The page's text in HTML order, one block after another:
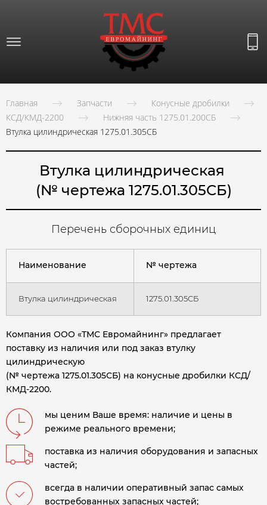
Главная Запчасти
Конусные дробилки
КСД/КМД-2200
Нижняя часть 1275.01.200СБ
Втулка цилиндрическая 1275.01.305СБ
Втулка цилиндрическая
(№ чертежа 1275.01.305СБ)
Перечень сборочных единиц
Наименование № чертежа
Втулка цилиндрическая 1275.01.305СБ
Компания ООО «ТМС Евромайнинг» предлагает
поставку из наличия или под заказ втулку
цилиндрическую
(№ чертежа 1275.01.305СБ) на конусные дробилки КСД/
КМД-2200.
мы ценим Ваше время: наличие и цены в
режиме реального времени;
поставка из наличия оборудования и запасных
частей;
всегда в наличии оперативный запас самых
востребованных запасных частей;